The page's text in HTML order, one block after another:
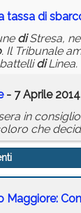
tassa di
diStresa,
. Il Tribunale
diLinea.
- 7 Aprile 2014
in
che
Maggiore: